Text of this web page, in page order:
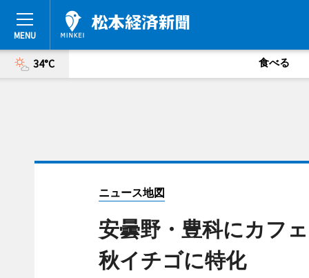
34°C 食べる
ニュース地図
安曇野・豊科にカフ
秋イチゴに特化